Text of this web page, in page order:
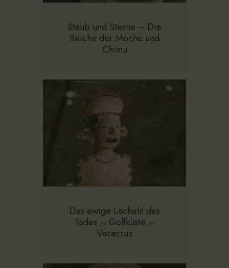
Staub und Sterne – Die
Reiche der Moche und
Chimu
Das ewige Lächeln des
Todes – Golfküste –
Veracruz